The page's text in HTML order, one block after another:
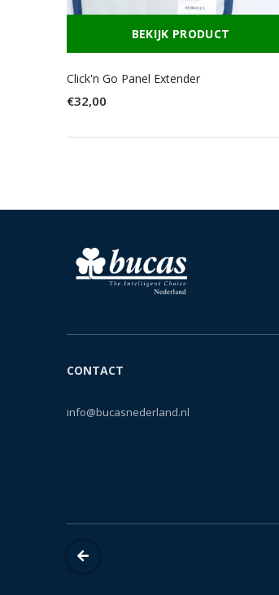
BEKIJK PRODUCT
Click'n Go Panel Extender
€32,00
CONTACT
info@bucasnederland.nl